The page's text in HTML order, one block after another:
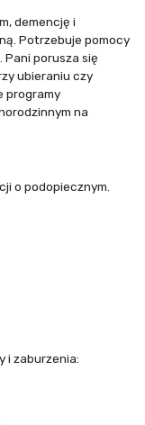
demencję i
Potrzebuje pomocy
porusza się
ubieraniu czy
programy
na
o podopiecznym.
i zaburzenia: